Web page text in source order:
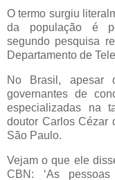
O termo surgiu
da população é
segundo pesquisa
Departamento de
No Brasil, apesar
governantes de
especializadas na
doutor Carlos Cézar
São Paulo.
Vejam o que ele
CBN: ‘As